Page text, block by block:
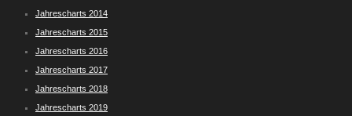
Jahrescharts 2014
Jahrescharts 2015
Jahrescharts 2016
Jahrescharts 2017
Jahrescharts 2018
Jahrescharts 2019